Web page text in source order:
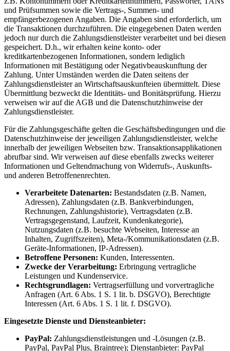
und Prüfsummen sowie die Vertrags-, Summen- und
empfängerbezogenen Angaben. Die Angaben sind erforderlich, um
die Transaktionen durchzuführen. Die eingegebenen Daten werden
jedoch nur durch die Zahlungsdienstleister verarbeitet und bei diesen
gespeichert. D.h., wir erhalten keine konto- oder
kreditkartenbezogenen Informationen, sondern lediglich
Informationen mit Bestätigung oder Negativbeauskunftung der
Zahlung. Unter Umständen werden die Daten seitens der
Zahlungsdienstleister an Wirtschaftsauskunfteien übermittelt. Diese
Übermittlung bezweckt die Identitäts- und Bonitätsprüfung. Hierzu
verweisen wir auf die AGB und die Datenschutzhinweise der
Zahlungsdienstleister.
Für die Zahlungsgeschäfte gelten die Geschäftsbedingungen und die
Datenschutzhinweise der jeweiligen Zahlungsdienstleister, welche
innerhalb der jeweiligen Webseiten bzw. Transaktionsapplikationen
abrufbar sind. Wir verweisen auf diese ebenfalls zwecks weiterer
Informationen und Geltendmachung von Widerrufs-, Auskunfts-
und anderen Betroffenenrechten.
Verarbeitete Datenarten: Bestandsdaten (z.B. Namen,
Adressen), Zahlungsdaten (z.B. Bankverbindungen,
Rechnungen, Zahlungshistorie), Vertragsdaten (z.B.
Vertragsgegenstand, Laufzeit, Kundenkategorie),
Nutzungsdaten (z.B. besuchte Webseiten, Interesse an
Inhalten, Zugriffszeiten), Meta-/Kommunikationsdaten (z.B.
Geräte-Informationen, IP-Adressen).
Betroffene Personen: Kunden, Interessenten.
Zwecke der Verarbeitung: Erbringung vertragliche
Leistungen und Kundenservice.
Rechtsgrundlagen: Vertragserfüllung und vorvertragliche
Anfragen (Art. 6 Abs. 1 S. 1 lit. b. DSGVO), Berechtigte
Interessen (Art. 6 Abs. 1 S. 1 lit. f. DSGVO).
Eingesetzte Dienste und Diensteanbieter:
PayPal: Zahlungsdienstleistungen und -Lösungen (z.B.
PayPal, PayPal Plus, Braintree); Dienstanbieter: PayPal